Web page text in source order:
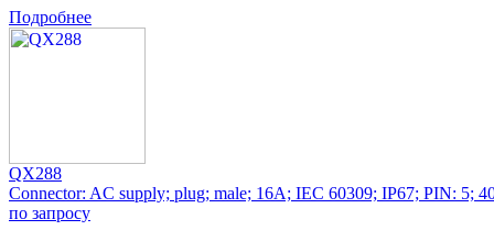
Подробнее
QX288
Connector: AC supply; plug; male; 16A; IEC 60309; IP67; PIN: 5;
по запросу